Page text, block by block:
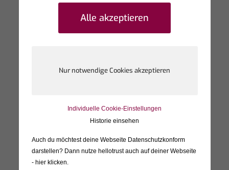
den Seiten von Dritten hinterlassen.
Individuelle Cookie-Einstellungen
Historie einsehen
Auch du möchtest deine Webseite Datenschutzkonform
darstellen? Dann nutze hellotrust auch auf deiner Webseite
- hier klicken.